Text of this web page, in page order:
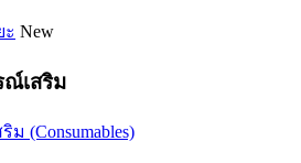
New
เสริม
(Consumables)